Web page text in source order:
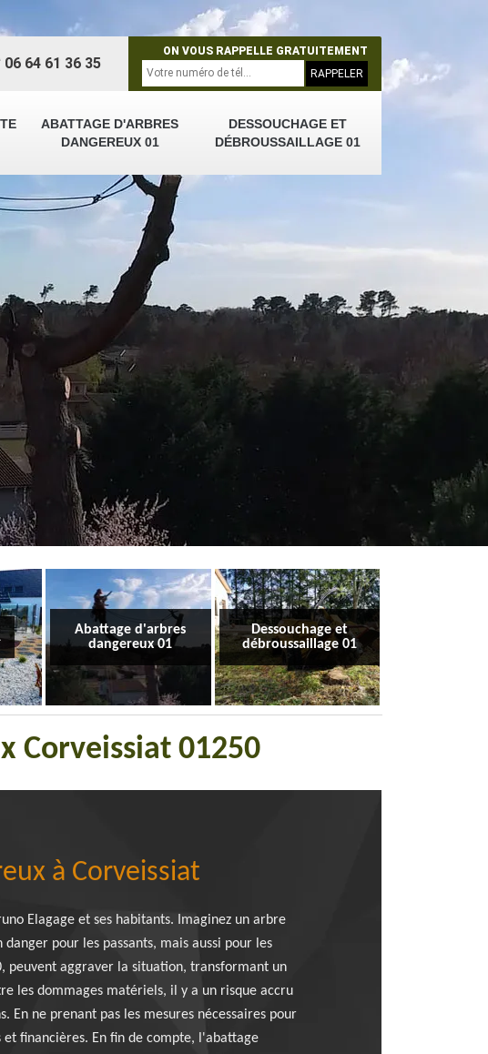
ABATTAGE D'ARBRES
DANGEREUX 01
DESSOUCHAGE ET
DÉBROUSSAILLAGE 01
06 64 61 36 35
ON VOUS RAPPELLE GRATUITEMENT
Abattage d'arbres
dangereux 01
Dessouchage et
débroussaillage 01
Corveissiat 01250
à Corveissiat
Elagage et ses habitants. Imaginez un arbre
pour les passants, mais aussi pour les
peuvent aggraver la situation, transformant un
les dommages matériels, il y a un risque accru
En ne prenant pas les mesures nécessaires pour
financières. En fin de compte, l'abattage